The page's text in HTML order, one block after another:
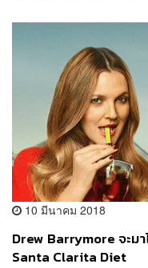
10 มีนาคม 2018
Drew Barrymore จะม
Santa Clarita Diet